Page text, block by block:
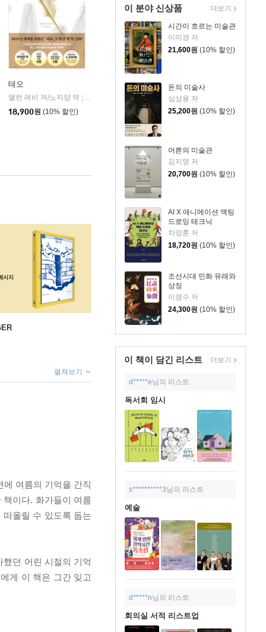
이 분야 신상품
시간이 흐르는 미술관
이미경 저
21,600원 (10% 할인)
돈의 미술사
심상용 저
25,200원 (10% 할인)
어른의 미술관
김지영 저
20,700원 (10% 할인)
AI X 애니메이션 액팅
드로잉 테크닉
차양훈 저
18,720원 (10% 할인)
조선시대 민화 유래와
상징
이영수 저
24,300원 (10% 할인)
더보기
이 책이 담긴 리스트 더보기
d*****e님의 리스트
독서회 임시
s**********3님의 리스트
예술
d*****n님의 리스트
회의실 서적 리스트업
테오
앨런 레비 저/노지양 역
오팬하우스
18,900원 (10% 할인)
펼쳐보기
여름의 기억을 간직
이다. 화가들이 여름
올릴 수 있도록 돕는
던 어린 시절의 기억
게 이 책은 그간 잊고